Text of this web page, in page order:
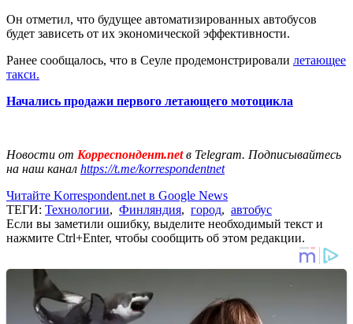
Он отметил, что будущее автоматизированных автобусов
будет зависеть от их экономической эффективности.
Ранее сообщалось, что в Сеуле продемонстрировали летающее
такси.
Начались продажи первого летающего мотоцикла
Новости от Корреспондент.netв Telegram. Подписывайтесь
на наш канал https://t.me/korrespondentnet
Читайте Korrespondent.net в Google News
ТЕГИ: Технологии, Финляндия, город, автобус
Если вы заметили ошибку, выделите необходимый текст и
нажмите Ctrl+Enter, чтобы сообщить об этом редакции.